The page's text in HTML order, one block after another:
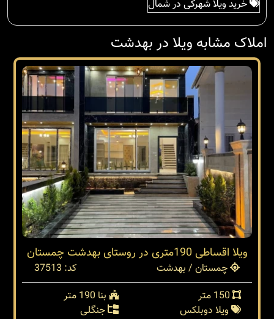
خرید ویلا شهرکی در شمال
املاک مشابه ویلا در بهدشت
ویلا اقساطی 190متری در روستای بهدشت چمستان
چمستان / بهدشت
کد: 37513
بنا 190 متر
ویلا دوبلکس
جنگلی